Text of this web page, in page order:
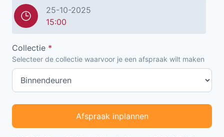
25-10-2025
15:00
Collectie *
Selecteer de collectie waarvoor je een afspraak wilt maken
Afspraak inplannen